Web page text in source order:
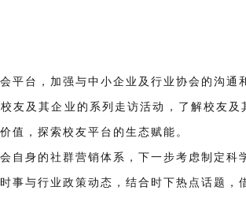
平台，加强与中小企业及行业协会的沟
友及其企业的系列走访活动，了解校友
值，探索校友平台的生态赋能。
自身的社群营销体系，下一步考虑制定科
事与行业政策动态，结合时下热点话题